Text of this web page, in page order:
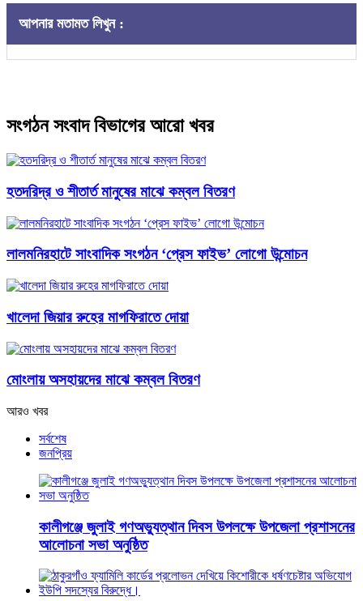
আপনার মতামত লিখুন :
সংগঠন সংবাদ বিভাগের আরো খবর
হতদরিদ্র ও শীতার্ত মানুষের মাঝে কম্বল বিতরণ
লালমনিরহাটে সাংবাদিক সংগঠন ‘প্রেস ফাইভ’ লোগো উন্মোচন
খালেদা জিয়ার রুহের মাগফিরাতে দোয়া
মোংলায় অসহায়দের মাঝে কম্বল বিতরণ
আরও খবর
সর্বশেষ
জনপ্রিয়
কালীগঞ্জে জুলাই গণঅভ্যুত্থান দিবস উপলক্ষে উপজেলা প্রশাসনের
আলোচনা সভা অনুষ্ঠিত